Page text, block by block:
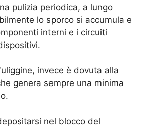
pulizia periodica, a lungo
lo sporco si accumula e
interni e i circuiti
invece è dovuta alla
genera sempre una minima
nel blocco del